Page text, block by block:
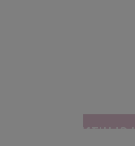
элитные